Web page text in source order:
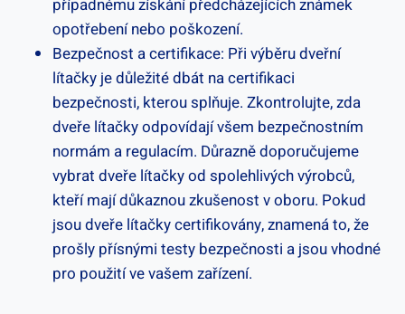
případnému získání předcházejících známek
opotřebení nebo poškození.
Bezpečnost a certifikace: Při výběru dveřní
lítačky je důležité dbát na certifikaci
bezpečnosti, kterou splňuje. Zkontrolujte, zda
dveře lítačky odpovídají všem bezpečnostním
normám a regulacím. Důrazně doporučujeme
vybrat dveře lítačky od spolehlivých výrobců,
kteří mají důkaznou zkušenost v oboru. Pokud
jsou dveře lítačky certifikovány, znamená to, že
prošly přísnými testy bezpečnosti a jsou vhodné
pro použití ve vašem zařízení.